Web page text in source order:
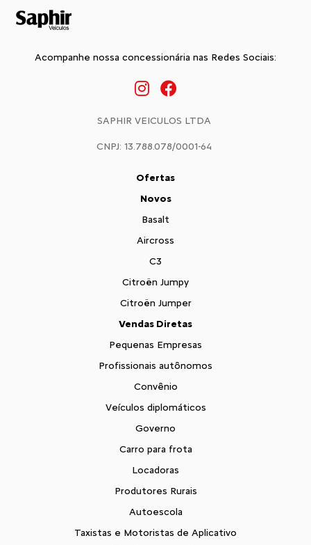
Acompanhe nossa concessionária nas Redes Sociais:
SAPHIR VEICULOS LTDA
CNPJ: 13.788.078/0001-64
Ofertas
Novos
Basalt
Aircross
C3
Citroën Jumpy
Citroën Jumper
Vendas Diretas
Pequenas Empresas
Profissionais autônomos
Convênio
Veículos diplomáticos
Governo
Carro para frota
Locadoras
Produtores Rurais
Autoescola
Taxistas e Motoristas de Aplicativo